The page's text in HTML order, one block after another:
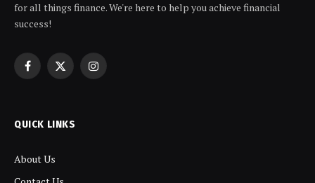
for all things finance. We're here to help you achieve financial
success!
Facebook
X
Instagram
QUICK LINKS
About Us